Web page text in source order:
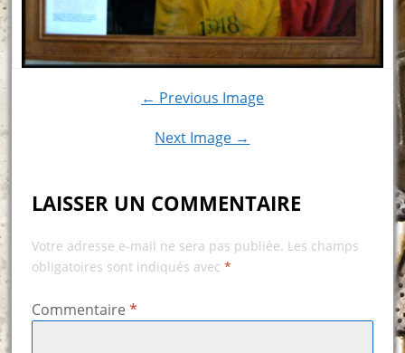
← Previous Image
Next Image →
LAISSER UN COMMENTAIRE
Votre adresse e-mail ne sera pas publiée. Les champs
obligatoires sont indiqués avec *
Commentaire *